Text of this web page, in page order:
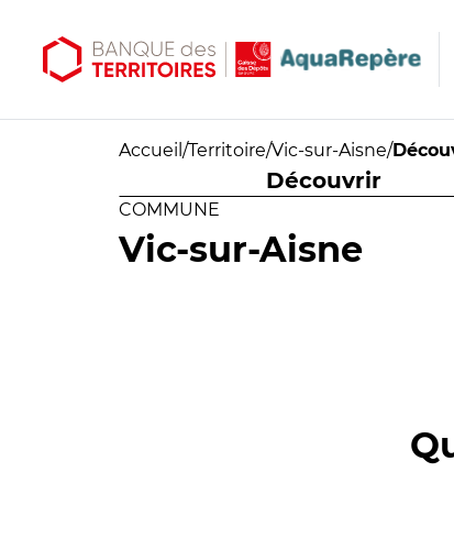
Accueil /Territoire/Vic-sur-Aisne/
Découvrir
COMMUNE
Vic-sur-Aisne